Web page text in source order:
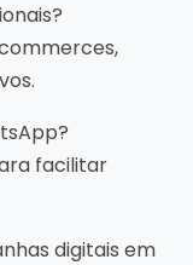
facilitar
digitais em